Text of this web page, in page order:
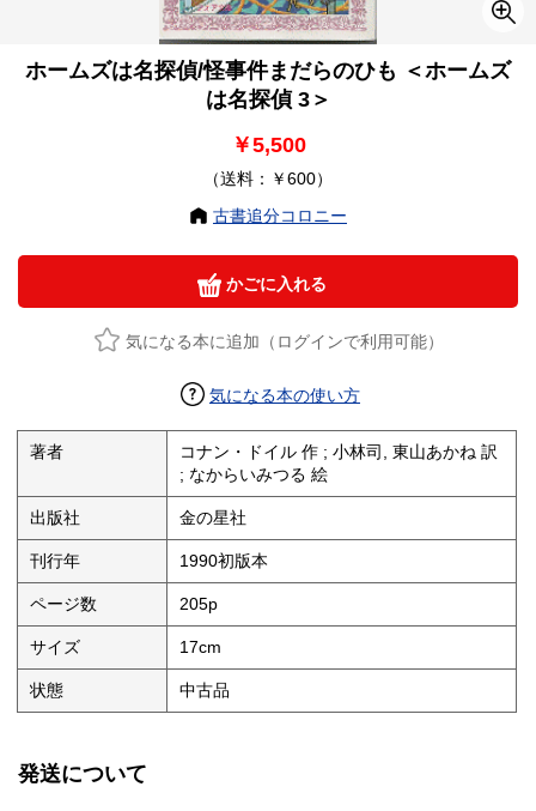
ホームズは名探偵/怪事件まだらのひも ＜ホームズ
は名探偵 3＞
￥5,500
（送料：￥600）
古書追分コロニー
かごに入れる
気になる本に追加（ログインで利用可能）
気になる本の使い方
著者
コナン・ドイル 作 ; 小林司, 東山あかね 訳
; なからいみつる 絵
出版社 金の星社
刊行年 1990初版本
ページ数 205p
サイズ 17cm
状態 中古品
発送について